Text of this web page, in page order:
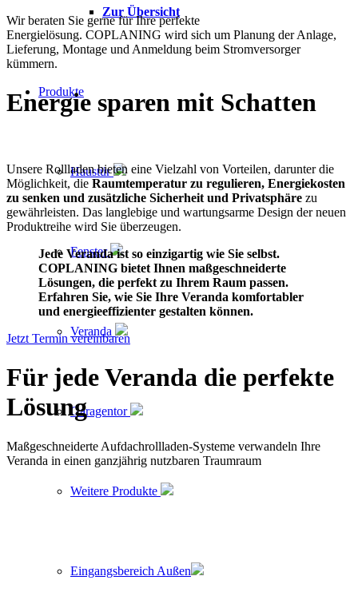
Zur Übersicht
Produkte
Haustür
Fenster
Veranda
Garagentor
Weitere Produkte
Eingangsbereich Außen
Wir beraten Sie gerne für Ihre perfekte
Energielösung. COPLANING wird sich um Planung der Anlage,
Lieferung, Montage und Anmeldung beim Stromversorger
kümmern.
Energie sparen mit Schatten
Unsere Rollladen bieten eine Vielzahl von Vorteilen, darunter die
Möglichkeit, die Raumtemperatur zu regulieren, Energiekosten
zu senken und zusätzliche Sicherheit und Privatsphäre zu
gewährleisten. Das langlebige und wartungsarme Design der neuen
Produktreihe wird Sie überzeugen.
Jede Veranda ist so einzigartig wie Sie selbst.
COPLANING bietet Ihnen maßgeschneiderte
Lösungen, die perfekt zu Ihrem Raum passen.
Erfahren Sie, wie Sie Ihre Veranda komfortabler
und energieeffizienter gestalten können.
Jetzt Termin vereinbaren
Für jede Veranda die perfekte
Lösung
Maßgeschneiderte Aufdachrollladen-Systeme verwandeln Ihre
Veranda in einen ganzjährig nutzbaren Traumraum